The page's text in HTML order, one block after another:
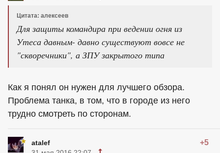
Цитата: алексеев
Для защиты командира при ведении огня из
Утеса давным- давно существуют вовсе не
"скворечники", а ЗПУ закрытого типа
Как я понял он нужен для лучшего обзора.
Проблема танка, в том, что в городе из него
трудно смотреть по сторонам.
atalef +5